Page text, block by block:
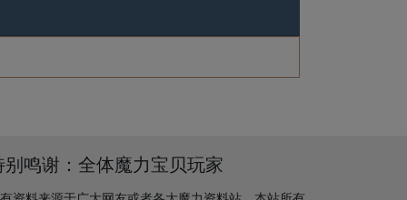
别鸣谢：全体魔力宝贝玩家